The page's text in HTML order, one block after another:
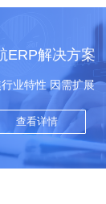
ERP解决方案
业特性 因需扩展
查看详情